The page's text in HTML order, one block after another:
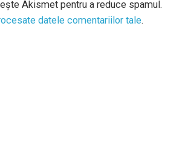
Akismet pentru a reduce spamul.
datele comentariilor tale.